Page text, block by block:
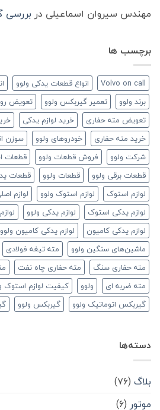
مهندس سیروان اسماعیلی در بررسی
برچسب ها
Volvo on call انواع قطعات یدکی ولوو
برند ولوو
تعمیر گیربکس ولوو
تعویض
تعویض مته حفاری
خرید لوازم یدکی
خرید مته حفاری
خودروهای ولوو سوزن
شرکت ولوو
فروش قطعات ولوو قطعات
قطعات برقی ولوو
قطعات ولوو قطعات
لوازم استوک
لوازم استوک ولوو لوازم
لوازم یدکی استوک
لوازم یدکی ولوو
لوازم یدکی کامیون
لوازم یدکی کامیون ولوو
ماشین‌های سنگین ولوو
مته تیغه فولادی
مته حفاری سنگ
مته حفاری چاه نفت
مته ضربه ای
ولوو
کیفیت لوازم استوک
گیربکس اتوماتیک ولوو
گیربکس ولوو
دسته‌ها
بلاگ (۷۶)
موتور (۶)